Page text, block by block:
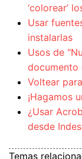
‘colorear’
Usar
instalarlas
Usos de
documento
Voltear
¡Hagamos
¿Usar
desde
Temas